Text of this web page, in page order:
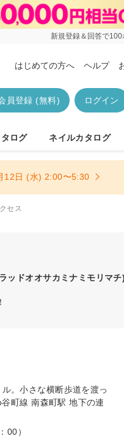
新規登録＆回答で100
はじめての方へ ヘルプ
ログイン
員登録 (無料)
ログ ネイルカタログ
12日 (水) 2:00〜5:30
セス
ッドオオサカミナミモリマチ)
。小さな横断歩道を渡っ
町線 南森町駅 地下の連
00）